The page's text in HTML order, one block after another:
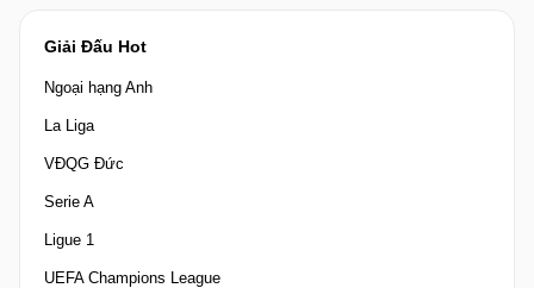
Giải Đấu Hot
Ngoại hạng Anh
La Liga
VĐQG Đức
Serie A
Ligue 1
UEFA Champions League